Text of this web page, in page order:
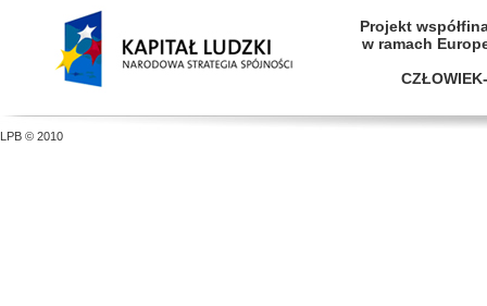
Projekt
w ramach
LPB © 2010